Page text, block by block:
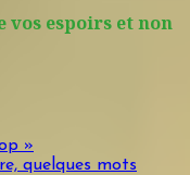
vos espoirs et non
»
quelques mots